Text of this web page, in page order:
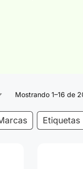
Mostrando 1–16 de
Etiquetas